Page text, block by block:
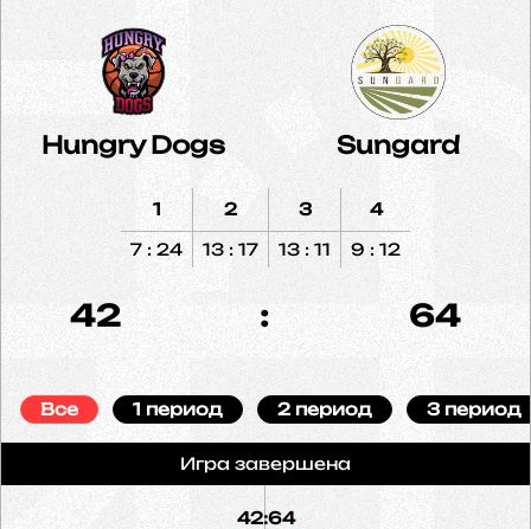
Hungry Dogs Sungard
1
7 : 24
2
13 : 17
3
13 : 11
4
9 : 12
42 : 64
Все 1 период 2 период 3 период
Игра завершена
42:64